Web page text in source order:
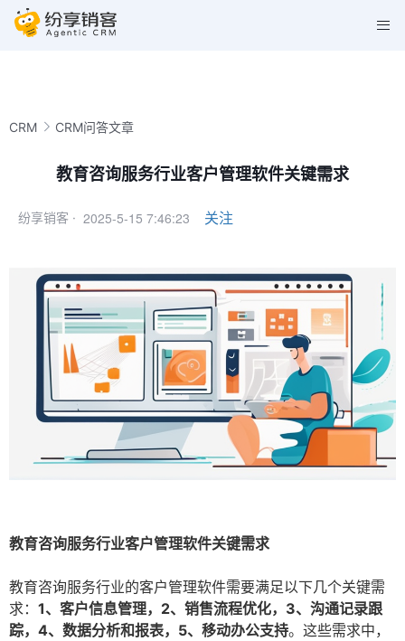
CRM CRM问答文章
教育咨询服务行业客户管理软件关键需求
纷享销客 · 2025-5-15 7:46:23 关注
教育咨询服务行业客户管理软件关键需求
教育咨询服务行业的客户管理软件需要满足以下几个关键需
求： 1、客户信息管理，2、销售流程优化，3、沟通记录跟
踪，4、数据分析和报表，5、移动办公支持。这些需求中，